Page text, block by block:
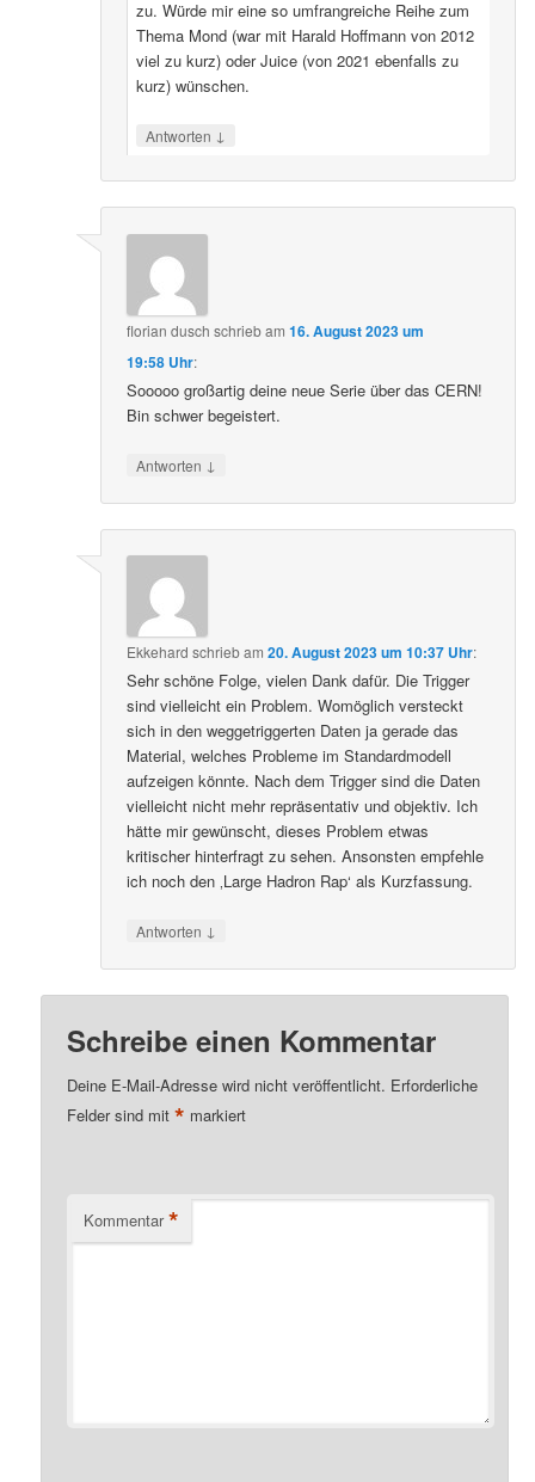
zu. Würde mir eine so umfrangreiche Reihe zum
Thema Mond (war mit Harald Hoffmann von 2012
viel zu kurz) oder Juice (von 2021 ebenfalls zu
kurz) wünschen.
Antworten ↓
florian dusch schriebam16. August 2023 um
19:58 Uhr:
Sooooo großartig deine neue Serie über das CERN!
Bin schwer begeistert.
Antworten ↓
Ekkehard schriebam20. August 2023 um 10:37 Uhr:
Sehr schöne Folge, vielen Dank dafür. Die Trigger
sind vielleicht ein Problem. Womöglich versteckt
sich in den weggetriggerten Daten ja gerade das
Material, welches Probleme im Standardmodell
aufzeigen könnte. Nach dem Trigger sind die Daten
vielleicht nicht mehr repräsentativ und objektiv. Ich
hätte mir gewünscht, dieses Problem etwas
kritischer hinterfragt zu sehen. Ansonsten empfehle
ich noch den ‚Large Hadron Rap‘ als Kurzfassung.
Antworten ↓
Schreibe einen Kommentar
Deine E-Mail-Adresse wird nicht veröffentlicht. Erforderliche
Felder sind mit* markiert
Kommentar *